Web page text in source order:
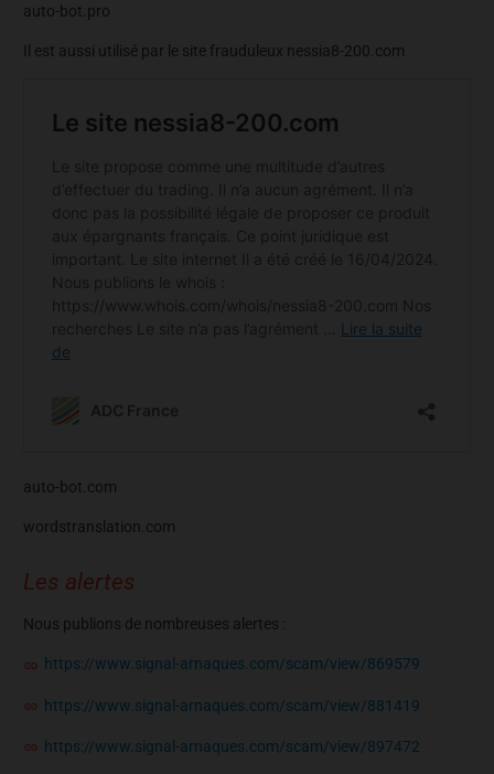
auto-bot.pro
Il est aussi utilisé par le site frauduleux nessia8-200.com
auto-bot.com
wordstranslation.com
Les alertes
Nous publions de nombreuses alertes :
https://www.signal-arnaques.com/scam/view/869579
https://www.signal-arnaques.com/scam/view/881419
https://www.signal-arnaques.com/scam/view/897472